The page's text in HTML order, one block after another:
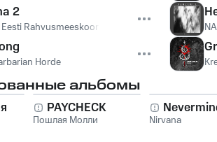
2
Rahvusmeeskoor Eesti
Horde
альбомы
PAYCHECK
Пошлая Молли Nirvana